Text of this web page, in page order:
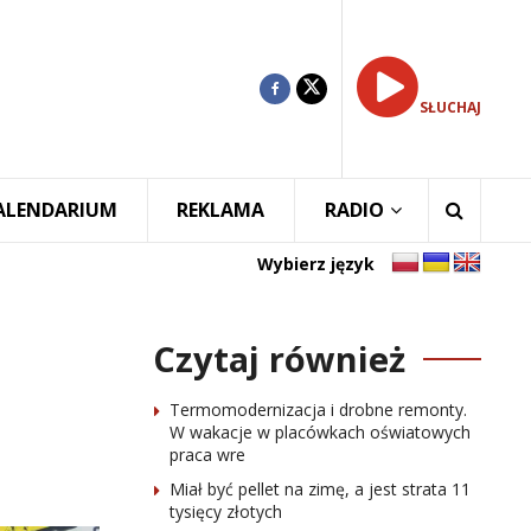
SŁUCHAJ
REKLAMA RADIO
Wybierz język
Czytaj również
Termomodernizacja i drobne remonty.
W wakacje w placówkach oświatowych
praca wre
Miał być pellet na zimę, a jest strata 11
tysięcy złotych